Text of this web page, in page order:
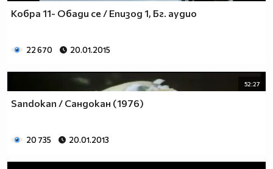
Кобра 11- Обади се / Епизод 1, Бг. аудио
22 670 20.01.2015
52:27
Sandokan / Сандокан (1976)
20 735 20.01.2013